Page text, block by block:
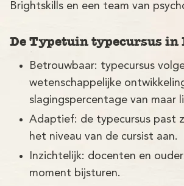
Brightskills en een team van
De Typetuin typecursus in
Betrouwbaar: typecursus
wetenschappelijke
slagingspercentage van maar
Adaptief: de typecursus past
het niveau van de cursist aan.
Inzichtelijk: docenten en
moment bijsturen.